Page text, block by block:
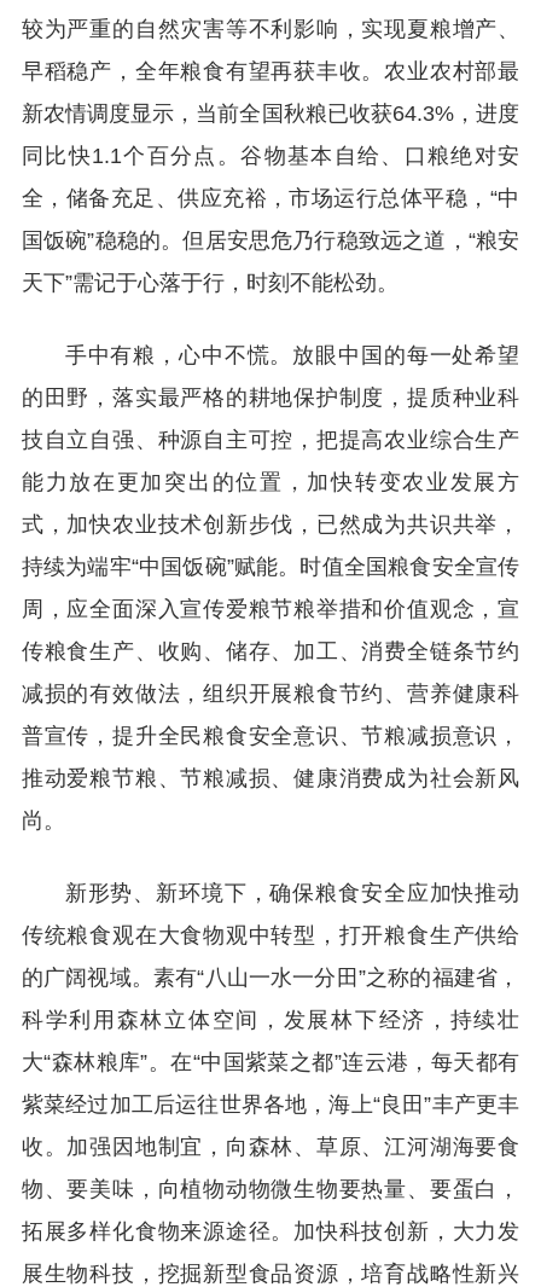
较为严重的自然灾害等不利影响，实现夏粮增产、
早稻稳产，全年粮食有望再获丰收。农业农村部最
新农情调度显示，当前全国秋粮已收获64.3%，进度
同比快1.1个百分点。谷物基本自给、口粮绝对安
全，储备充足、供应充裕，市场运行总体平稳，“中
国饭碗”稳稳的。但居安思危乃行稳致远之道，“粮安
天下”需记于心落于行，时刻不能松劲。
手中有粮，心中不慌。放眼中国的每一处希望
的田野，落实最严格的耕地保护制度，提质种业科
技自立自强、种源自主可控，把提高农业综合生产
能力放在更加突出的位置，加快转变农业发展方
式，加快农业技术创新步伐，已然成为共识共举，
持续为端牢“中国饭碗”赋能。时值全国粮食安全宣传
周，应全面深入宣传爱粮节粮举措和价值观念，宣
传粮食生产、收购、储存、加工、消费全链条节约
减损的有效做法，组织开展粮食节约、营养健康科
普宣传，提升全民粮食安全意识、节粮减损意识，
推动爱粮节粮、节粮减损、健康消费成为社会新风
尚。
新形势、新环境下，确保粮食安全应加快推动
传统粮食观在大食物观中转型，打开粮食生产供给
的广阔视域。素有“八山一水一分田”之称的福建省，
科学利用森林立体空间，发展林下经济，持续壮
大“森林粮库”。在“中国紫菜之都”连云港，每天都有
紫菜经过加工后运往世界各地，海上“良田”丰产更丰
收。加强因地制宜，向森林、草原、江河湖海要食
物、要美味，向植物动物微生物要热量、要蛋白，
拓展多样化食物来源途径。加快科技创新，大力发
展生物科技，挖掘新型食品资源，培育战略性新兴